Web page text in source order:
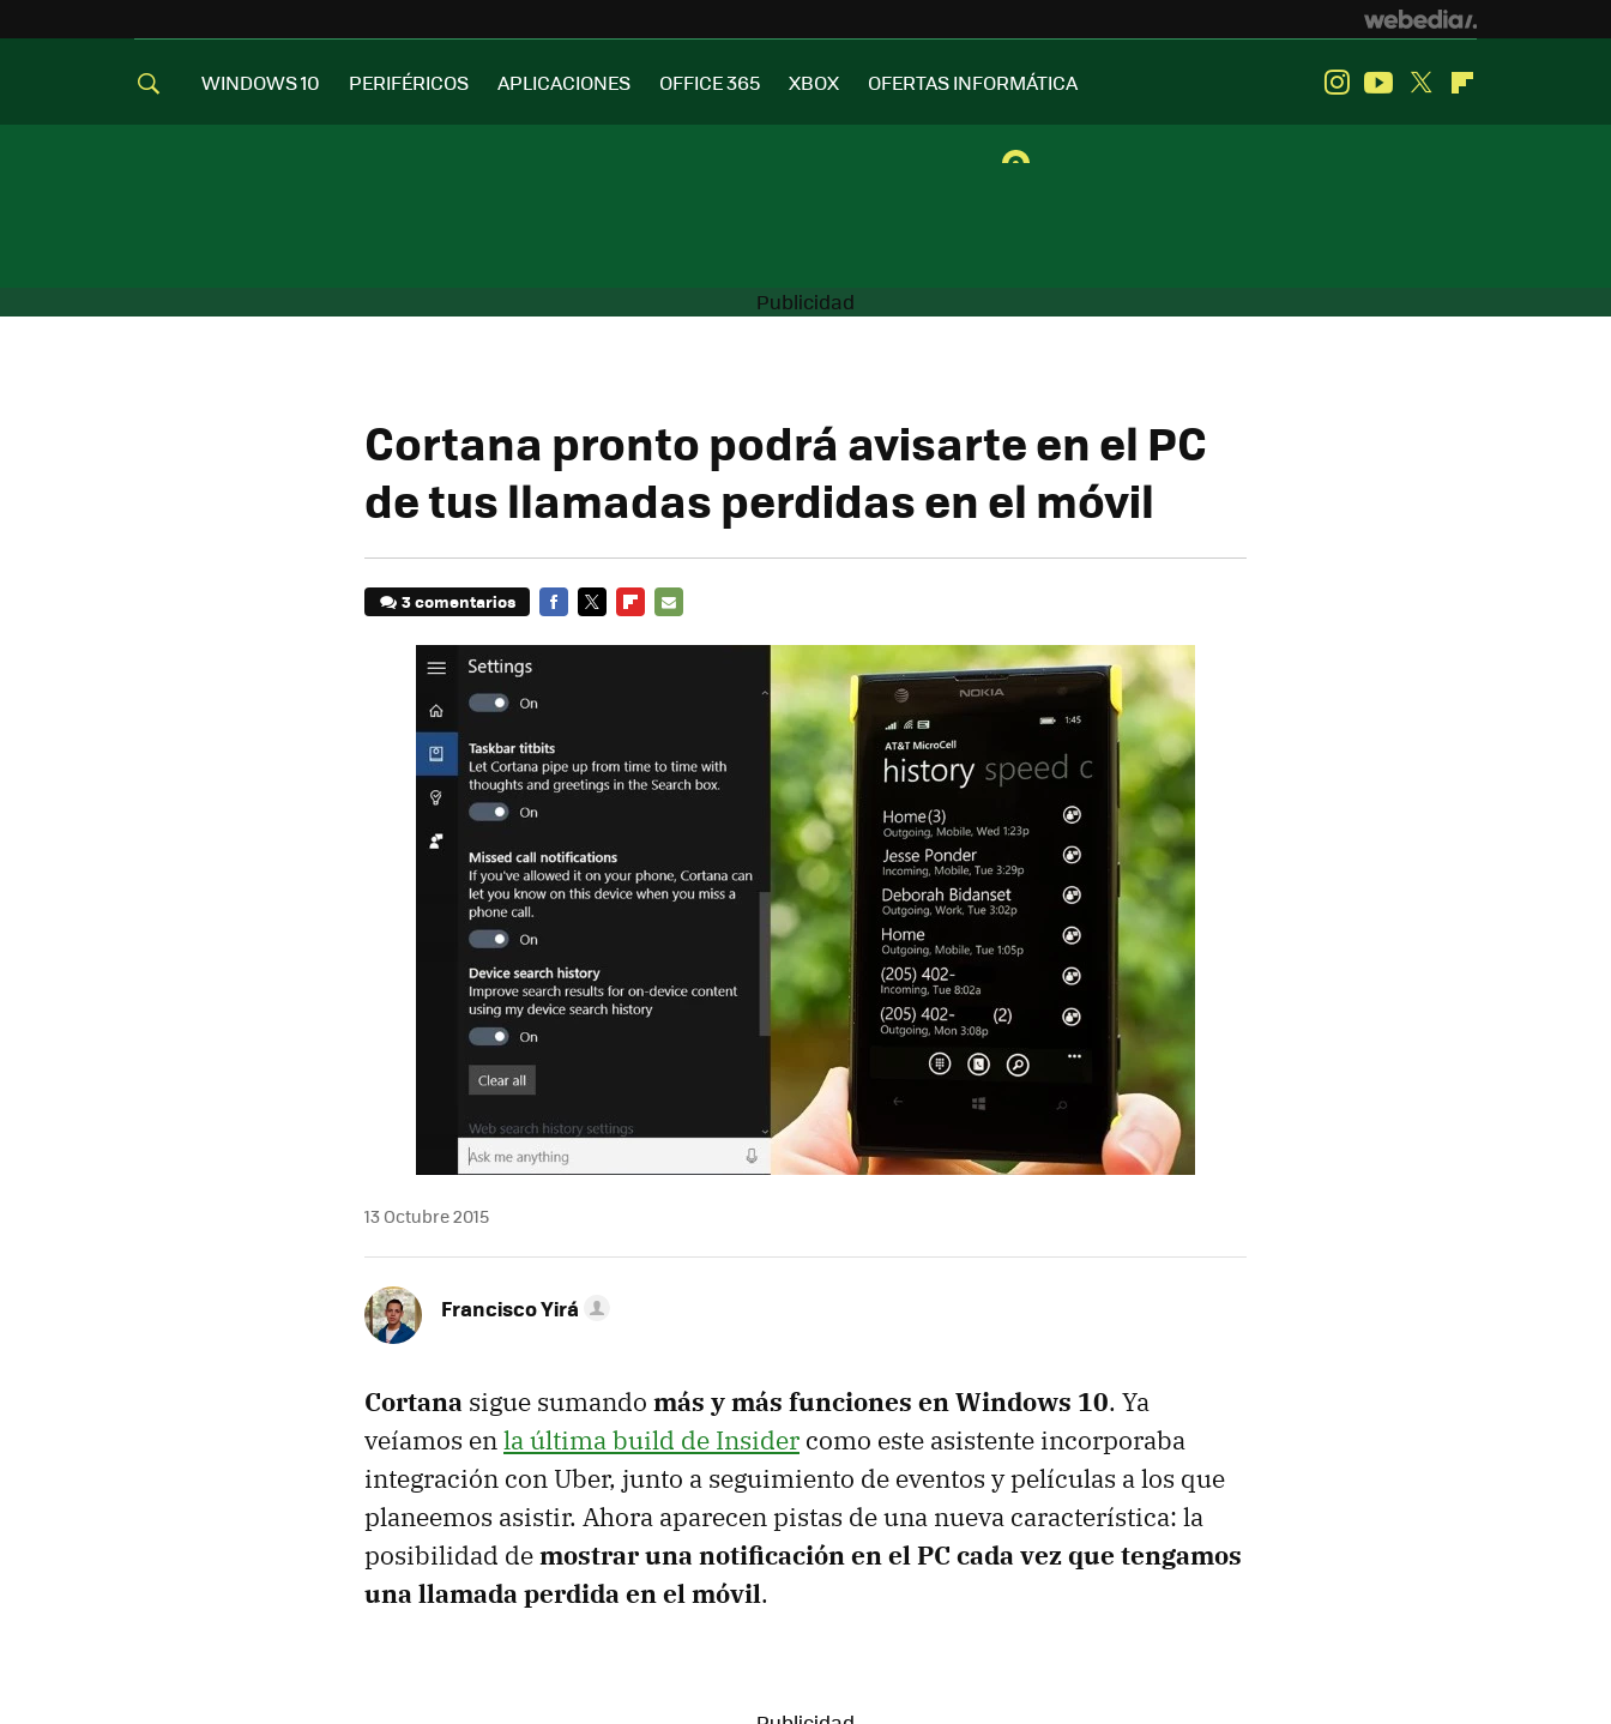
WINDOWS 10 PERIFÉRICOS APLICACIONES OFFICE 365 XBOX OFERTAS INFORMÁTICA InstagramYoutube
Twitter
Cortana pronto podrá avisarte en el PC
de tus llamadas perdidas en el móvil
3 comentarios
13 Octubre 2015
Francisco Yirá
Cortana sigue sumando más y más funciones en Windows 10. Ya
veíamos enla última build de Insider como este asistente incorporaba
integración con Uber, junto a seguimiento de eventos y películas a los que
planeemos asistir. Ahora aparecen pistas de una nueva característica: la
posibilidad demostrar una notificación en el PC cada vez que tengamos
una llamada perdida en el móvil.